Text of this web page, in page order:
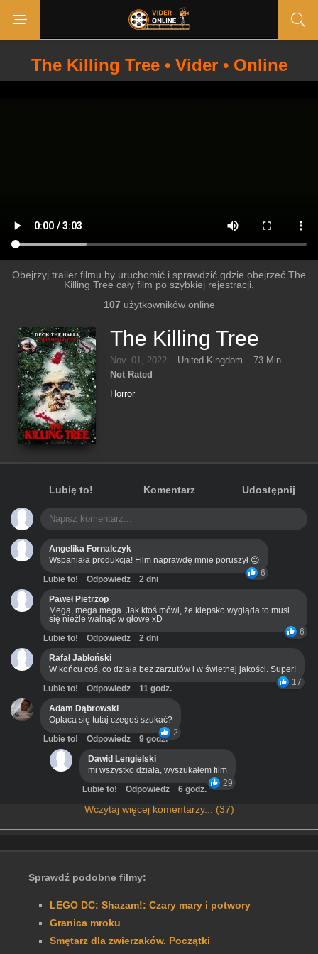
The Killing Tree • Vider • Online
Obejrzyj trailer filmu by uruchomić i sprawdzić gdzie obejrzeć The
Killing Tree cały film po szybkiej rejestracji.
107 użytkowników online
The Killing Tree
Nov. 01, 2022 United Kingdom
73 Min.
Not Rated
Horror
Lubię to! Komentarz Udostępnij
Angelika Fornalczyk
Wspaniała produkcja! Film naprawdę mnie poruszył 😊
6
Lubie to! Odpowiedz
2 dni
Paweł Pietrzop
Mega, mega mega. Jak ktoś mówi, że kiepsko wygląda to musi
się nieźle walnąć w głowe xD
6
Lubie to! Odpowiedz
2 dni
Rafał Jabłoński
W końcu coś, co działa bez zarzutów i w świetnej jakości. Super!
17
Lubie to! Odpowiedz
11 godz.
Adam Dąbrowski
Opłaca się tutaj czegoś szukać?
2
Lubie to! Odpowiedz
9 godz.
Dawid Lengielski
mi wszystko działa, wyszukałem film
29
Lubie to! Odpowiedz 6 godz.
Wczytaj więcej komentarzy... (37)
Sprawdź podobne filmy:
LEGO DC: Shazam!: Czary mary i potwory
Granica mroku
Smętarz dla zwierzaków. Początki